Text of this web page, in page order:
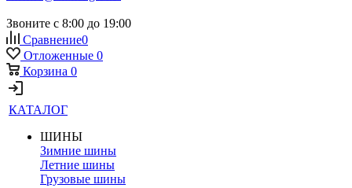
Звоните с 8:00 до 19:00
Сравнение0
Отложенные 0
Корзина 0
КАТАЛОГ
ШИНЫ
Зимние шины
Летние шины
Грузовые шины